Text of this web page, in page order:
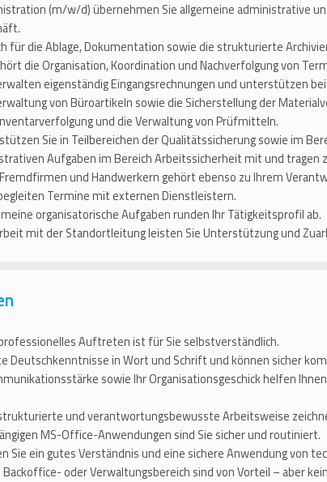
(m/w/d) übernehmen Sie allgemeine administrative
für die Ablage, Dokumentation sowie die strukturierte
die Organisation, Koordination und Nachverfolgung von
eigenständig Eingangsrechnungen und unterstützen
von Büroartikeln sowie die Sicherstellung der
und die Verwaltung von Prüfmitteln.
Sie in Teilbereichen der Qualitätssicherung sowie im
Aufgaben im Bereich Arbeitssicherheit mit und tragen
und Handwerkern gehört ebenso zu Ihrem
Termine mit externen Dienstleistern.
organisatorische Aufgaben runden Ihr Tätigkeitsprofil ab.
mit der Standortleitung leisten Sie Unterstützung und
Auftreten ist für Sie selbstverständlich.
Deutschkenntnisse in Wort und Schrift und können sicher
sowie Ihr Organisationsgeschick helfen
und verantwortungsbewusste Arbeitsweise
MS-Office-Anwendungen sind Sie sicher und routiniert.
Sie ein gutes Verständnis und eine sichere Anwendung von
oder Verwaltungsbereich sind von Vorteil – aber